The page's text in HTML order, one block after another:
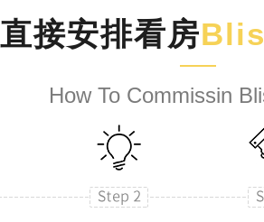
直接安排看房
How To Commissin